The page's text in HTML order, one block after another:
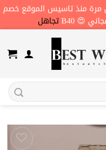
مرة منذ تاسيس الموقع خصم
تجاهل